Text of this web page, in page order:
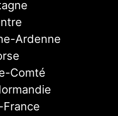
Ardenne
Comté